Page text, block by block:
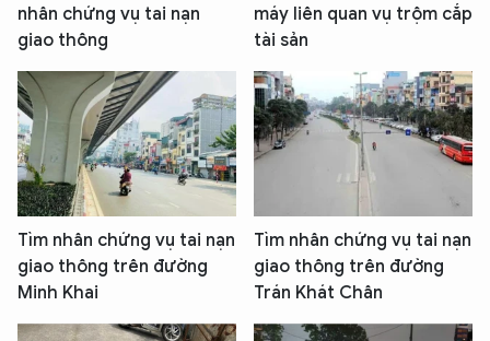
nhân chứng vụ tai nạn
giao thông
máy liên quan vụ trộm cắp
tài sản
Tìm nhân chứng vụ tai nạn
giao thông trên đường
Minh Khai
Tìm nhân chứng vụ tai nạn
giao thông trên đường
Trán Khát Chân
Hãy hỏi tôi bất kỳ điều gì bạn cần biết về